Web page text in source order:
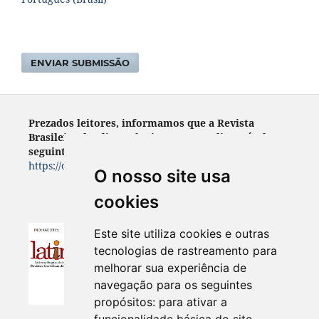
O nosso site usa
cookies
Este site utiliza cookies e outras
tecnologias de rastreamento para
melhorar sua experiência de
navegação para os seguintes
propósitos: para ativar a
ENVIAR SUBMISSÃO
Prezados leitores, informamos que a Revista
Brasileira de Climatologia encontra- disponível no
seguinte endereço:
https://ojs.ufgd.edu.br/index.php/rbclima